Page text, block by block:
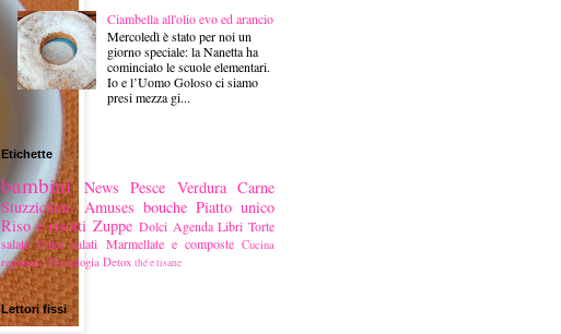
Ciambella all'olio evo ed arancio
Mercoledì è stato per noi un
giorno speciale: la Nanetta ha
cominciato le scuole elementari.
Io e l’Uomo Goloso ci siamo
presi mezza gi...
Etichette
bambini News Pesce Verdura Carne
Stuzzichini- Amuses bouche Piatto unico
Riso e risotti Zuppe Dolci Agenda Libri Torte
salate Cake salati Marmellate e composte Cucina
regionale Tecnologia Detox thé e tisane
Lettori fissi